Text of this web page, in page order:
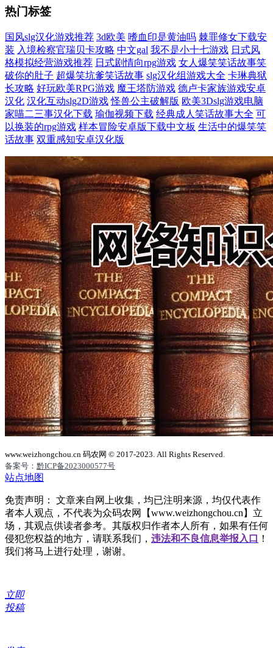
热门标签
国风slg汉化游戏推荐 3d欧美 嗜血印是黄油吗 棘罪修女下载安
装 入境检察官瑞贝卡攻略 中文gal 我不是小十七游戏 日式风
格模拟经营游戏推荐 日式剧情向rpg游戏 女人爆笑笑话故事笑
破你的肚子 超爆笑坑爹笑话故事 slg汉化组游戏大全 卡琳典狱
长攻略 好玩欧美RPG游戏 魔王塔防游戏 德卢卡家族游戏安卓
汉化 汉化互动slg2D游戏 怪兽公主破解版 欧美3Dslg游戏电脑
家喵二三事汉化下载 瑜伽视频下载 经典成人笑话故事大全 可
以换装的rpg游戏 样本冒险安卓版下载中文板 生活中的爆笑笑
话故事 双重感知安卓汉化版
www.weizhongchou.cn 码农网 © 2017-2023. All Rights Reserved.
备案号： 黔ICP备2023000577号
站点地图
免责声明： 文章来自网上收集，均已注明来源，均仅代表作
者本人观点，不代表为众码农网【www.weizhongchou.cn】立
场，其观点供读者参考。其版权归作者本人所有，如果有任何
侵犯您权益的地方，请联系我们， 违法和不良信息举报入口
！
我们将马上进行处理，谢谢。
立即
投稿